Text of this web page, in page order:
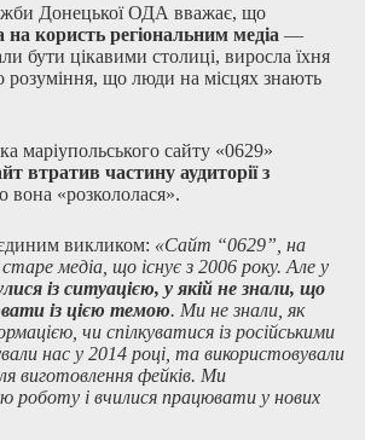
Донецької ОДА вважає, що
на користь регіональним медіа —
бути цікавими столиці, виросла їхня
розуміння, що люди на місцях знають
маріупольського сайту «0629»
втратив частину аудиторії з
вона «розкололася».
викликом: «Сайт “0629”, на
медіа, що існує з 2006 року. Але у
із ситуацією, у якій не знали, що
із цією темою. Ми не знали, як
чи спілкуватися із російськими
нас у 2014 році, та використовували
виготовлення фейків. Ми
роботу і вчилися працювати у нових